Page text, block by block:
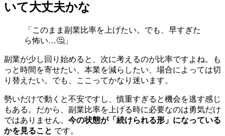
いて大丈夫かな
「このまま副業比率を上げたい。でも、早すぎた
ら怖い…🤔」
副業が少し回り始めると、次に考えるのが比率ですよね。も
っと時間を寄せたい、本業を減らしたい、場合によっては切
り替えたい。でも、ここってかなり迷います。
勢いだけで動くと不安ですし、慎重すぎると機会を逃す感じ
もある。だから、副業比率を上げる時に必要なのは勇気だけ
ではありません。 今の状態が「続けられる形」になっている
かを見ること です。